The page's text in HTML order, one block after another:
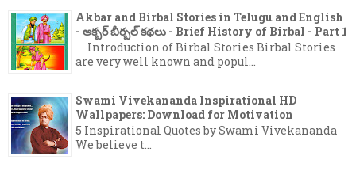
Akbar and Birbal Stories in Telugu and English
- అక్బర్ బీర్బల్ కథలు - Brief History of Birbal - Part 1
Introduction of Birbal Stories Birbal Stories
are very well known and popul...
Swami Vivekananda Inspirational HD
Wallpapers: Download for Motivation
5 Inspirational Quotes by Swami Vivekananda
We believe t...